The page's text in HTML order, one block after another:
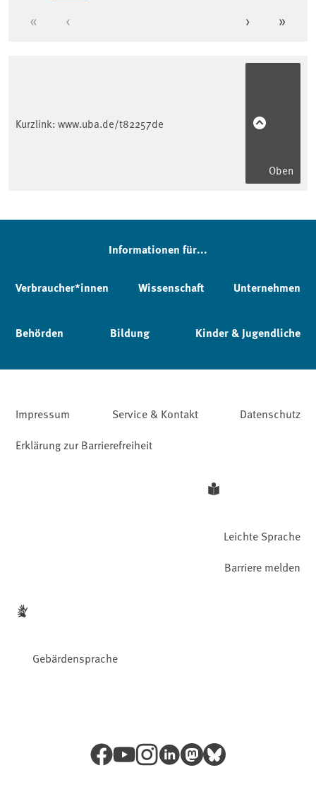
Erste Seite
« Vorherige Seite
‹ Nächste
› »
Kurzlink: www.uba.de/t82257de
Oben
Seitenleiste
Informationen für...
Verbraucher*innen Wissenschaft Unternehmen
Behörden Bildung Kinder & Jugendliche
Impressum Service & Kontakt
Datenschutz
Erklärung zur Barrierefreiheit
Leichte Sprache
Gebärdensprache
Barriere melden